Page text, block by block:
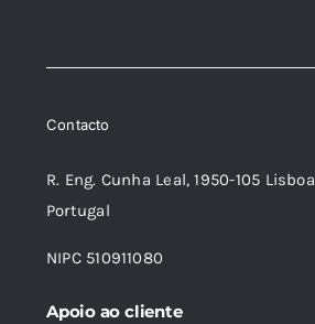
era:
é:
Contacto
R. Eng. Cunha Leal, 1950-105 Lisboa
Portugal
NIPC 510911080
Apoio ao cliente